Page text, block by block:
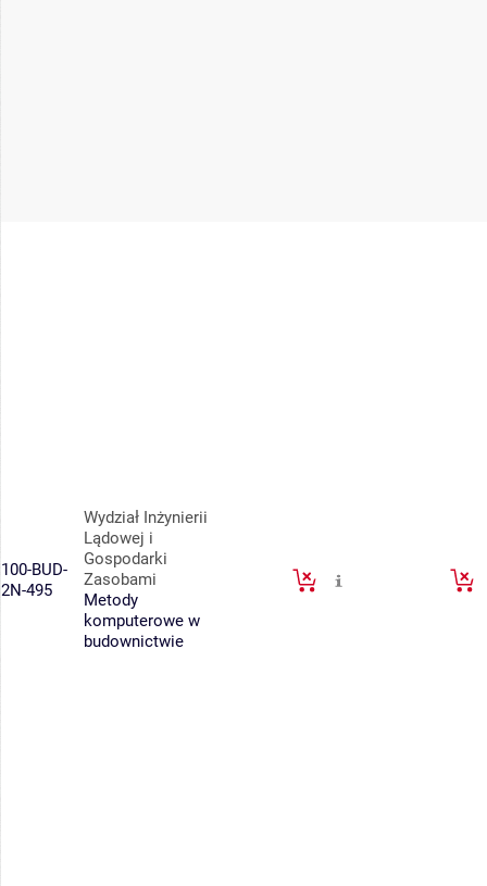
100-BUD-
2N-495
Wydział Inżynierii
Lądowej i
Gospodarki
Zasobami
Metody
komputerowe w
budownictwie